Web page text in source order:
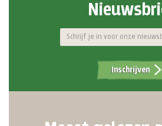
Inschrijven